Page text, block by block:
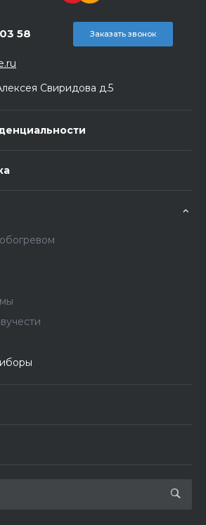
58 Заказать звонок
Свиридова д.5